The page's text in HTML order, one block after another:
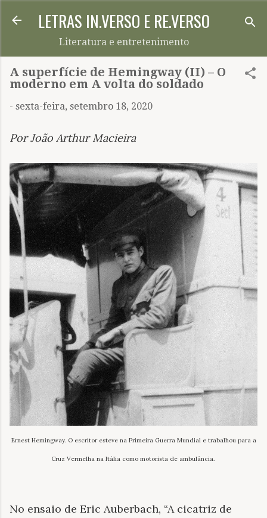
Pular para o conteúdo principal
LETRAS IN.VERSO E RE.VERSO
Literatura e entretenimento
A superfície de Hemingway (II) – O
moderno em A volta do soldado
- sexta-feira, setembro 18, 2020
Por João Arthur Macieira
Ernest Hemingway. O escritor esteve na Primeira Guerra Mundial e trabalhou para a
Cruz Vermelha na Itália como motorista de ambulância.
No ensaio de Eric Auberbach, “A cicatriz de